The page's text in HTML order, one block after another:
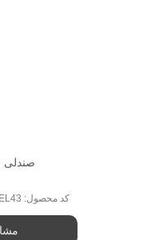
صندلی
کد محصول: GEL43